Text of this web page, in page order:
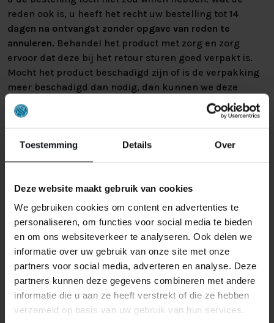
Toestemming Details Over
Deze website maakt gebruik van cookies
We gebruiken cookies om content en advertenties te
personaliseren, om functies voor social media te bieden
en om ons websiteverkeer te analyseren. Ook delen we
informatie over uw gebruik van onze site met onze
partners voor social media, adverteren en analyse. Deze
partners kunnen deze gegevens combineren met andere
informatie die u aan ze heeft verstrekt of die ze hebben
verzameld op basis van uw gebruik van hun services.
reden ook is, u heeft het recht uw bestelling tot 14
dagen na ontvangst zonder opgave van reden te
annuleren. Behandel het product met zorg en zorg
ervoor dat deze bij het retour sturen goed verpakt is.
Mocht het product beschadigd zijn of is de verpakking
meer beschadigd dan nodig, dan kunnen we deze
waardevermindering van het product aan u
doorberekenen.
GERELATEERDE PRODUCTEN